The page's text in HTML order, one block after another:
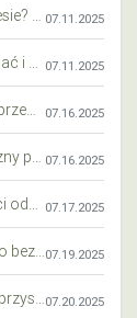
07.11.2025
07.11.2025
07.16.2025
07.16.2025
07.17.2025
07.19.2025
07.20.2025